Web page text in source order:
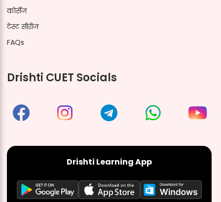
कोर्सेज
टेस्ट सीरीज
FAQs
Drishti CUET Socials
Drishti Learning App